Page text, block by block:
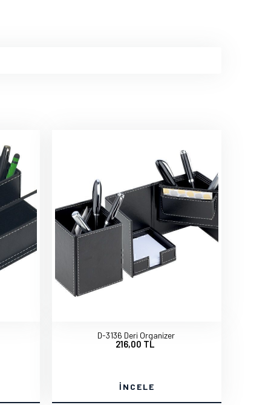
D-3136 Deri Organizer
216,00 TL
İNCELE